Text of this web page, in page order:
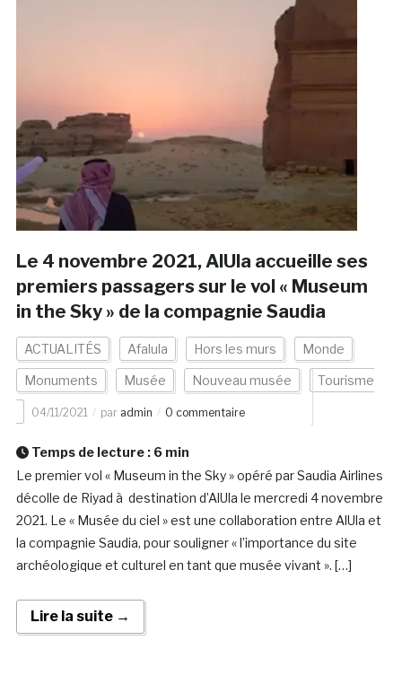
Le 4 novembre 2021, AlUla accueille ses
premiers passagers sur le vol « Museum
in the Sky » de la compagnie Saudia
ACTUALITÉS Afalula Hors les murs Monde
Monuments Musée Nouveau musée Tourisme
04/11/2021 par admin 0 commentaire
Temps de lecture : 6 min
Le premier vol « Museum in the Sky » opéré par Saudia Airlines
décolle de Riyad à destination d’AlUla le mercredi 4 novembre
2021. Le « Musée du ciel » est une collaboration entre AlUla et
la compagnie Saudia, pour souligner « l’importance du site
archéologique et culturel en tant que musée vivant ». […]
Lire la suite →